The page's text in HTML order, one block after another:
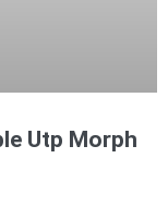
Utp Morph